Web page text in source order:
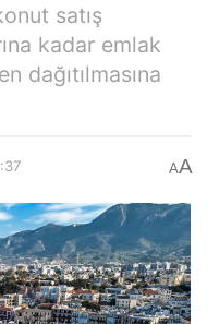
satış
kadar emlak
dağıtılmasına
AA